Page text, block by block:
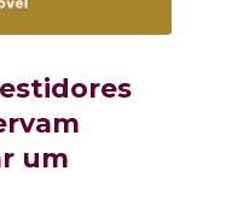
um